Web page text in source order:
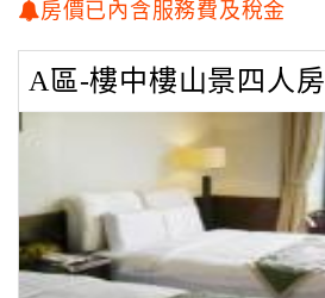
房價已內含服務費及稅金
A區-樓中樓山景四人房